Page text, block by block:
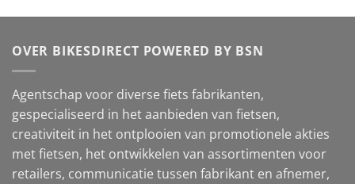
OVER BIKESDIRECT POWERED BY BSN
Agentschap voor diverse fiets fabrikanten,
gespecialiseerd in het aanbieden van fietsen,
creativiteit in het ontplooien van promotionele akties
met fietsen, het ontwikkelen van assortimenten voor
retailers, communicatie tussen fabrikant en afnemer,